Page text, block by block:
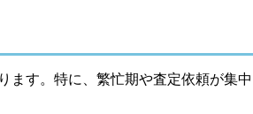
ます。特に、繁忙期や査定依頼が集中